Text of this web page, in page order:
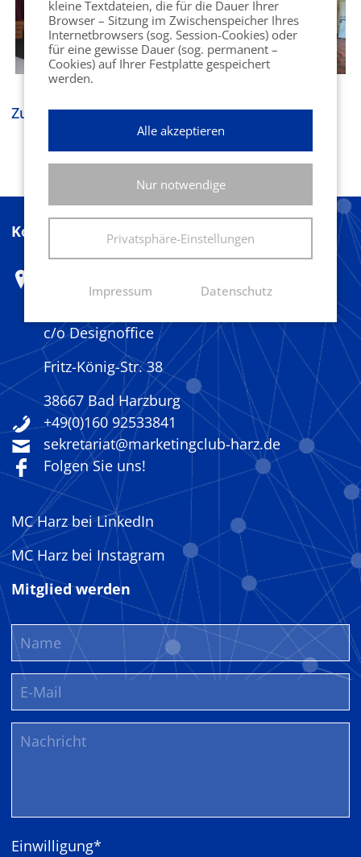
Zurück zur Eventübersicht
Kontakt
Herr Ferdinand Benesch
c/o Designoffice
Fritz-König-Str. 38
38667 Bad Harzburg
+49(0)160 92533841
sekretariat@marketingclub-harz.de
Folgen Sie uns!
MC Harz bei LinkedIn
MC Harz bei Instagram
Mitglied werden
Pflichtfeld
Einwilligung*
kleine Textdateien, die für die Dauer Ihrer
Browser – Sitzung im Zwischenspeicher Ihres
Internetbrowsers (sog. Session-Cookies) oder
für eine gewisse Dauer (sog. permanent –
Cookies) auf Ihrer Festplatte gespeichert
werden.
Alle akzeptieren
Nur notwendige
Privatsphäre-Einstellungen
Impressum Datenschutz